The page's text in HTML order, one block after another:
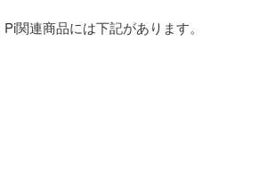
関連商品には下記があります。